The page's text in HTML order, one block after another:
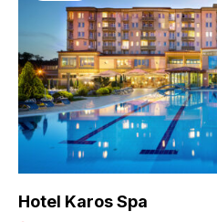
Hotel Karos Spa